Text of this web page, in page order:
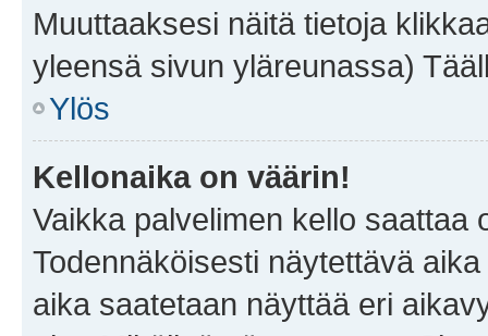
Muuttaaksesi näitä tietoja
yleensä sivun yläreunassa)
Ylös
Kellonaika on väärin!
Vaikka palvelimen kello saattaa
Todennäköisesti näytettävä
aika saatetaan näyttää eri